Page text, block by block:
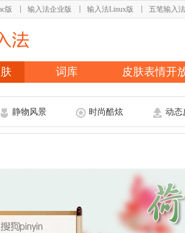
版 输入法企业版 输入法Linux版 五笔输入法
词库 皮肤表情开
静物风景 时尚酷炫 动态